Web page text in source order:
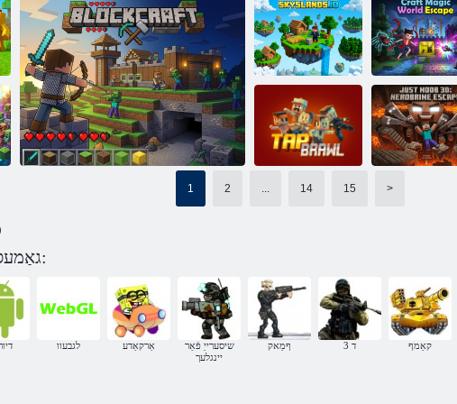
ןַאשידַא ָאירַאמ רעבי טפַארקענימ
קַאטס קקָאלבענימ
עיטַארקָאטפַארק
קידייל ןרעטשעצ
טענַאלּפ
BlockCraft
Skyslands. io
ןפיולטנַא טלעוו
קיגַאמ טפַארק
1 2 ... 14 15 >
גאַמעס מינעקראַפט דורך קאַטעגאָריע:
לגבעוו אַרקאַדע
שיסערייַ פֿאַר
יינגלעך
ףמַאק 3 ד קאַמף